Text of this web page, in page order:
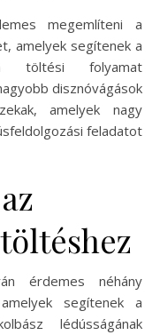
megemlíteni a
amelyek segítenek a
töltési folyamat
disznóvágások
amelyek nagy
feladatot
érdemes néhány
segítenek a
lédússágának